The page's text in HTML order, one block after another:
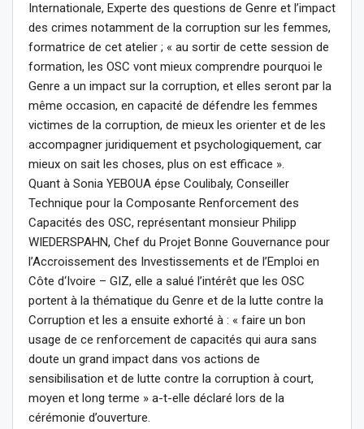
Internationale, Experte des questions de Genre et l’impact
des crimes notamment de la corruption sur les femmes,
formatrice de cet atelier ; « au sortir de cette session de
formation, les OSC vont mieux comprendre pourquoi le
Genre a un impact sur la corruption, et elles seront par la
même occasion, en capacité de défendre les femmes
victimes de la corruption, de mieux les orienter et de les
accompagner juridiquement et psychologiquement, car
mieux on sait les choses, plus on est efficace ».
Quant à Sonia YEBOUA épse Coulibaly, Conseiller
Technique pour la Composante Renforcement des
Capacités des OSC, représentant monsieur Philipp
WIEDERSPAHN, Chef du Projet Bonne Gouvernance pour
l’Accroissement des Investissements et de l’Emploi en
Côte d‘Ivoire – GIZ, elle a salué l’intérêt que les OSC
portent à la thématique du Genre et de la lutte contre la
Corruption et les a ensuite exhorté à : « faire un bon
usage de ce renforcement de capacités qui aura sans
doute un grand impact dans vos actions de
sensibilisation et de lutte contre la corruption à court,
moyen et long terme » a-t-elle déclaré lors de la
cérémonie d’ouverture.